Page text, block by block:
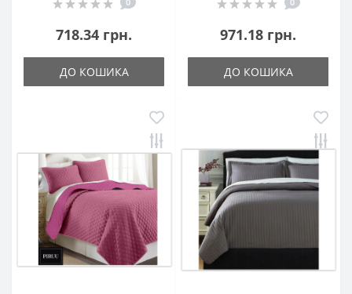
718.34 грн.
ДО КОШИКА
971.18 грн.
ДО КОШИКА